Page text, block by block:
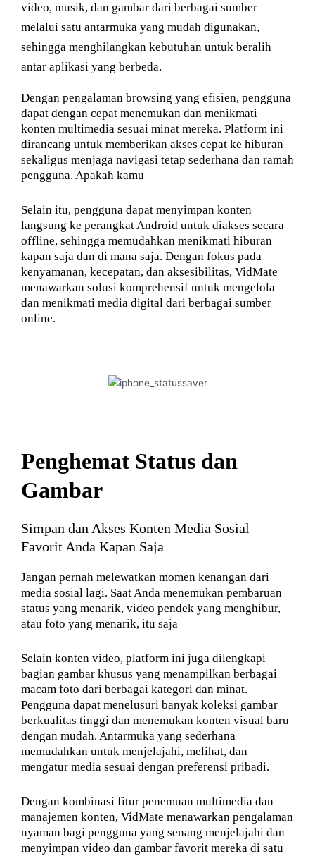
video, musik, dan gambar dari berbagai sumber
melalui satu antarmuka yang mudah digunakan,
sehingga menghilangkan kebutuhan untuk beralih
antar aplikasi yang berbeda.
Dengan pengalaman browsing yang efisien, pengguna
dapat dengan cepat menemukan dan menikmati
konten multimedia sesuai minat mereka. Platform ini
dirancang untuk memberikan akses cepat ke hiburan
sekaligus menjaga navigasi tetap sederhana dan ramah
pengguna. Apakah kamu
Selain itu, pengguna dapat menyimpan konten
langsung ke perangkat Android untuk diakses secara
offline, sehingga memudahkan menikmati hiburan
kapan saja dan di mana saja. Dengan fokus pada
kenyamanan, kecepatan, dan aksesibilitas, VidMate
menawarkan solusi komprehensif untuk mengelola
dan menikmati media digital dari berbagai sumber
online.
Penghemat Status dan
Gambar
Simpan dan Akses Konten Media Sosial
Favorit Anda Kapan Saja
Jangan pernah melewatkan momen kenangan dari
media sosial lagi. Saat Anda menemukan pembaruan
status yang menarik, video pendek yang menghibur,
atau foto yang menarik, itu saja
Selain konten video, platform ini juga dilengkapi
bagian gambar khusus yang menampilkan berbagai
macam foto dari berbagai kategori dan minat.
Pengguna dapat menelusuri banyak koleksi gambar
berkualitas tinggi dan menemukan konten visual baru
dengan mudah. Antarmuka yang sederhana
memudahkan untuk menjelajahi, melihat, dan
mengatur media sesuai dengan preferensi pribadi.
Dengan kombinasi fitur penemuan multimedia dan
manajemen konten, VidMate menawarkan pengalaman
nyaman bagi pengguna yang senang menjelajahi dan
menyimpan video dan gambar favorit mereka di satu